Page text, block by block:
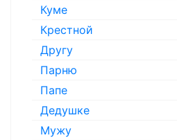
Куме
Крестной
Другу
Парню
Папе
Дедушке
Мужу